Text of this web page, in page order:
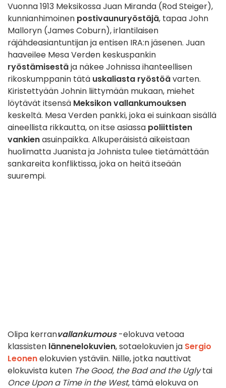
Vuonna 1913 Meksikossa Juan Miranda (Rod Steiger),
kunnianhimoinen postivaunuryöstäjä, tapaa John
Malloryn (James Coburn), irlantilaisen
räjähdeasiantuntijan ja entisen IRA:n jäsenen. Juan
haaveilee Mesa Verden keskuspankin
ryöstämisestäja näkee Johnissa ihanteellisen
rikoskumppanin tätä uskaliasta ryöstöävarten.
Kiristettyään Johnin liittymään mukaan, miehet
löytävät itsensä Meksikon vallankumouksen
keskeltä. Mesa Verden pankki, joka ei suinkaan sisällä
aineellista rikkautta, on itse asiassa poliittisten
vankienasuinpaikka. Alkuperäisistä aikeistaan
huolimatta Juanista ja Johnista tulee tietämättään
sankareita konfliktissa, joka on heitä itseään
suurempi.
Olipa kerranvallankumous-elokuva vetoaa
klassisten lännenelokuvien, sotaelokuvien ja Sergio
Leonenelokuvien ystäviin. Niille, jotka nauttivat
elokuvista kuten The Good, the Bad and the Uglytai
Once Upon a Time in the West, tämä elokuva on